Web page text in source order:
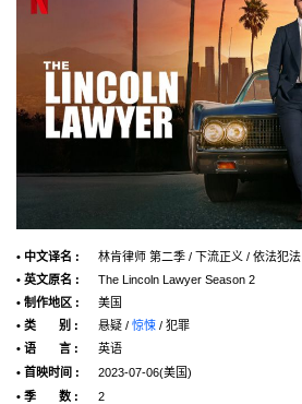
• 中文译名 :
林肯律师 第二季 / 下流正义 / 依法犯法
• 英文原名 :
The Lincoln Lawyer Season 2
• 制作地区 :
美国
• 类 别 :
悬疑 / 惊悚 / 犯罪
• 语 言 :
英语
• 首映时间 :
2023-07-06(美国)
• 季 数 :
2